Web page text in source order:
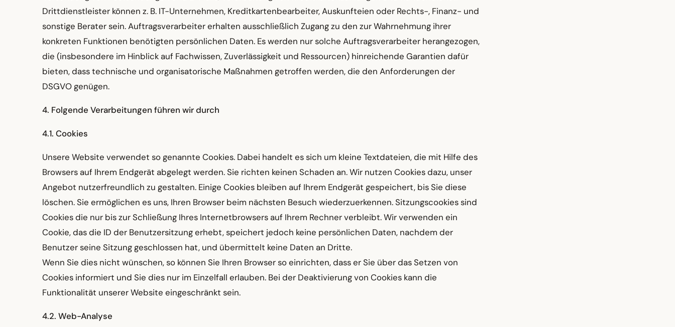
Drittdienstleister können z. B. IT-Unternehmen, Kreditkartenbearbeiter, Auskunfteien oder Rechts-, Finanz- und
sonstige Berater sein. Auftragsverarbeiter erhalten ausschließlich Zugang zu den zur Wahrnehmung ihrer
konkreten Funktionen benötigten persönlichen Daten. Es werden nur solche Auftragsverarbeiter herangezogen,
die (insbesondere im Hinblick auf Fachwissen, Zuverlässigkeit und Ressourcen) hinreichende Garantien dafür
bieten, dass technische und organisatorische Maßnahmen getroffen werden, die den Anforderungen der
DSGVO genügen.
4. Folgende Verarbeitungen führen wir durch
4.1. Cookies
Unsere Website verwendet so genannte Cookies. Dabei handelt es sich um kleine Textdateien, die mit Hilfe des
Browsers auf Ihrem Endgerät abgelegt werden. Sie richten keinen Schaden an. Wir nutzen Cookies dazu, unser
Angebot nutzerfreundlich zu gestalten. Einige Cookies bleiben auf Ihrem Endgerät gespeichert, bis Sie diese
löschen. Sie ermöglichen es uns, Ihren Browser beim nächsten Besuch wiederzuerkennen. Sitzungscookies sind
Cookies die nur bis zur Schließung Ihres Internetbrowsers auf Ihrem Rechner verbleibt. Wir verwenden ein
Cookie, das die ID der Benutzersitzung erhebt, speichert jedoch keine persönlichen Daten, nachdem der
Benutzer seine Sitzung geschlossen hat, und übermittelt keine Daten an Dritte.
Wenn Sie dies nicht wünschen, so können Sie Ihren Browser so einrichten, dass er Sie über das Setzen von
Cookies informiert und Sie dies nur im Einzelfall erlauben. Bei der Deaktivierung von Cookies kann die
Funktionalität unserer Website eingeschränkt sein.
4.2. Web-Analyse